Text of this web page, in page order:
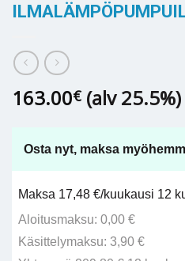
163.00€ (alv 25.5%)
Osta nyt, maksa
Maksa 17,48 €/kuukausi 12
Aloitusmaksu: 0,00 €
Käsittelymaksu: 3,90 €